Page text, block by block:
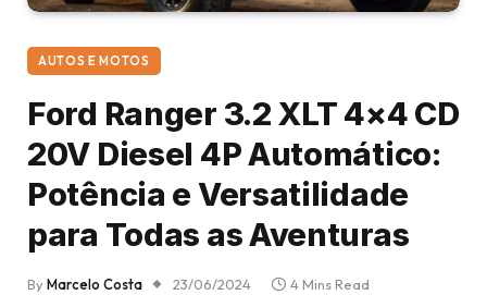
AUTOS E MOTOS
Ford Ranger 3.2 XLT 4×4 CD
20V Diesel 4P Automático:
Potência e Versatilidade
para Todas as Aventuras
ByMarcelo Costa 23/06/2024 4 Mins Read